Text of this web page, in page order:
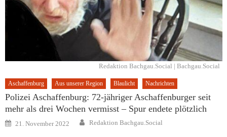
Redaktion Bachgau.Social | Bachgau.Social
Aschaffenburg Aus unserer Region Blaulicht Nachrichten
Polizei Aschaffenburg: 72-jähriger Aschaffenburger seit
mehr als drei Wochen vermisst – Spur endete plötzlich
Posted
on
21. November 2022 Author
Redaktion Bachgau.Social